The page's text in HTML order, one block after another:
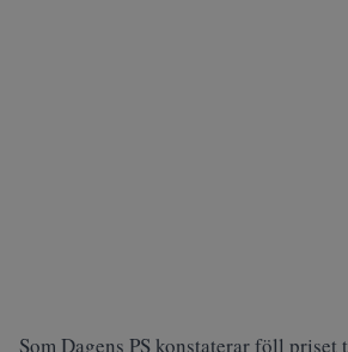
SomDagens PSkonstaterar föll priset